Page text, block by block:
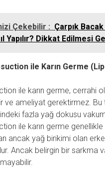
Çekebilir : Çarpık
Yapılır? Dikkat Edilmesi
ile Karın Germe
ile karın germe, cerrahi
ve ameliyat gerektirmez. Bu
fazla yağ dokusu
ile karın germe genellikle
ancak yağ birikimi olan
Ancak belirgin bir sarkma